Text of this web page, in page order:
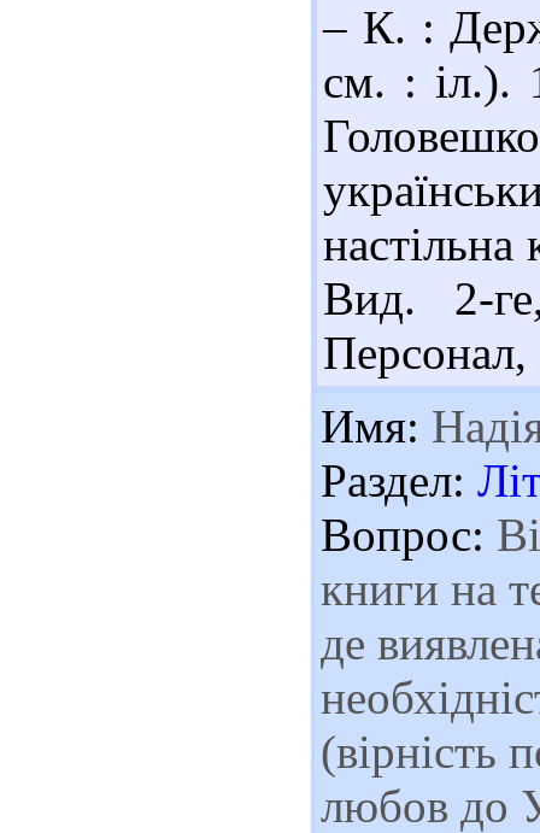
– К. :
см. : іл.).
Вид. 2-
Имя:
Раздел:
Вопрос:
книги на
де
(вірність
любов до